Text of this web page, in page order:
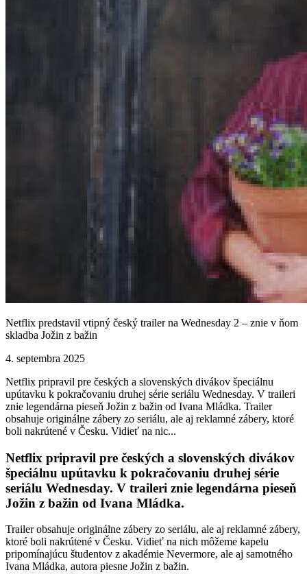
Netflix predstavil vtipný český trailer na Wednesday 2 – znie v ňom
skladba Jožin z bažin
4. septembra 2025
Netflix pripravil pre českých a slovenských divákov špeciálnu
upútavku k pokračovaniu druhej série seriálu Wednesday. V traileri
znie legendárna pieseň Jožin z bažin od Ivana Mládka. Trailer
obsahuje originálne zábery zo seriálu, ale aj reklamné zábery, ktoré
boli nakrútené v Česku. Vidieť na nic...
Netflix pripravil pre českých a slovenských divákov
špeciálnu upútavku k pokračovaniu druhej série
seriálu Wednesday. V traileri znie legendárna pieseň
Jožin z bažin od Ivana Mládka.
Trailer obsahuje originálne zábery zo seriálu, ale aj reklamné zábery,
ktoré boli nakrútené v Česku. Vidieť na nich môžeme kapelu
pripomínajúcu študentov z akadémie Nevermore, ale aj samotného
Ivana Mládka, autora piesne Jožin z bažin.